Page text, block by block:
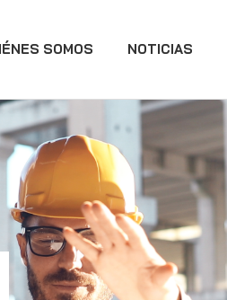
SOMOS NOTICIAS